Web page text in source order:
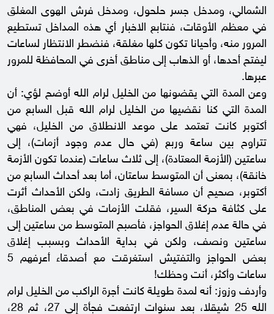
الشمالي، ومدخل جسر حلحول، ومدخل فرش الهوى المغلق
في معظم الأوقات، فنتابع الاخبار أي هذه المداخل تستطيع
المرور منه، وأحيانا تكون كلها مغلقة، فنضطر الانتظار لساعات
ليفتح أحدها، أو الذهاب إلى مناطق أخرى في المحافظة للمرور
عبرها.
وعن المدة التي يقضونها من الخليل لرام الله أوضح لؤي: أن
المدة التي كنا نقضيها من الخليل لرام الله قبل السابع من
أكتوبر كانت تعتمد على موعد الانطلاق من الخليل، فهي
تتراوح بين ساعة وربع (في حال عدم وجود أزمات)، إلى
ساعتين (الأزمة المعتادة)، إلى ثلاث ساعات (عندما تكون الأزمة
خانقة)، بمعنى أن المتوسط ساعتان، أما بعد أحداث السابع من
أكتوبر، صحيح أن مسافة الطريق زادت، ولكن الأحداث أثرت
على كثافة حركة السير، فقلت الأزمات في بعض المناطق،
في حالة عدم إغلاق الحواجز، فأصبح المتوسط من ساعتين إلى
ساعتين ونصف، ولكن في بداية الأحداث وبسبب إغلاق
بعض الحواجز والتفتيش استغرقت مع أصدقاء أعرفهم 5
ساعات وأكثر، أنت وحظك!
وأردف وزوز: أنه لمدة طويلة كانت أجرة الراكب من الخليل لرام
الله 25 شيقلا، بعد سنوات ارتفعت فجأة إلى 27، ثم 28،